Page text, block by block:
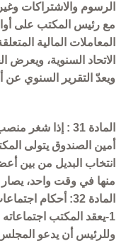
الرسوم والاشتراكات
مع رئيس المكتب على
المعاملات المالية
الاتحاد السنوية،
ويعدّ التقرير السنوي عن
المادة 31 : إذا
أمين الصندوق يتولى
انتخاب البديل من بين
منها في وقت واحد، يصار
المادة 32: أحكام اجتماعات المكتب:
1-يعقد المكتب
وللرئيس أن يدعو